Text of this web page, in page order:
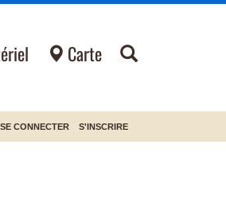
Carte
SE CONNECTER S'INSCRIRE